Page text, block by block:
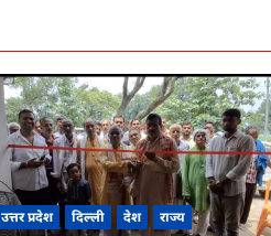
उत्तर प्रदेश दिल्ली देश राज्य